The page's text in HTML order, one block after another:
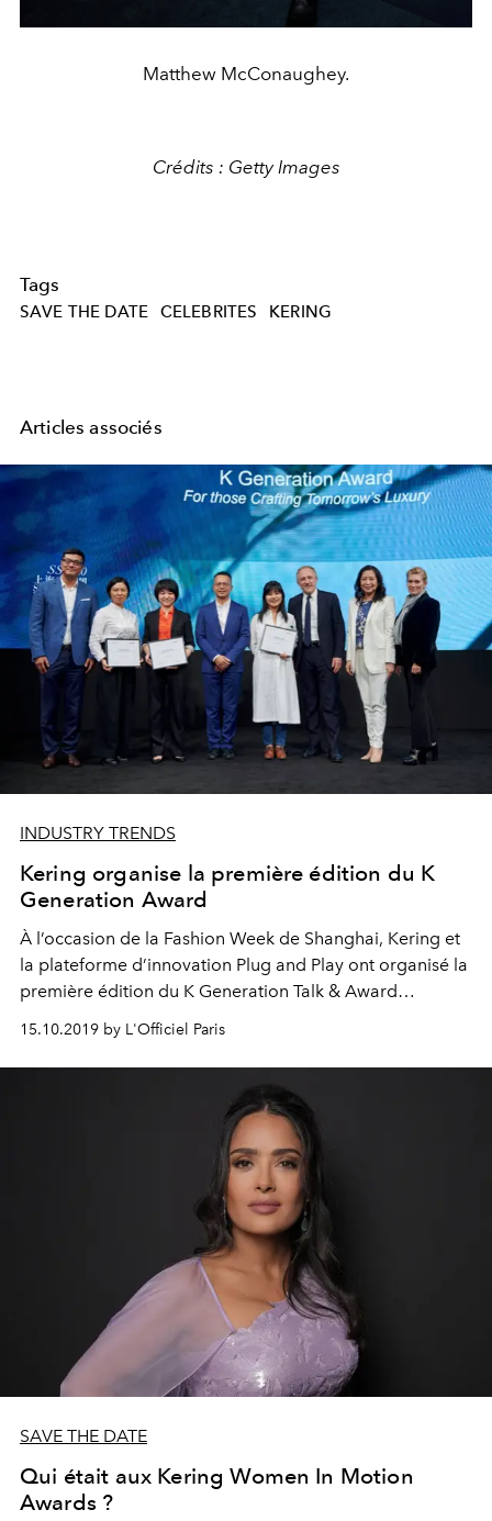
Matthew McConaughey.
Crédits : Getty Images
Tags
SAVE THE DATE CELEBRITES KERING
Articles associés
INDUSTRY TRENDS
Kering organise la première édition du K
Generation Award
À l’occasion de la Fashion Week de Shanghai, Kering et
la plateforme d’innovation Plug and Play ont organisé la
première édition du K Generation Talk & Award
Ceremony, une cérémonie de remise des prix assortie
d’une conférence sur l’innovation durable.
15.10.2019 by L'Officiel Paris
SAVE THE DATE
Qui était aux Kering Women In Motion
Awards ?